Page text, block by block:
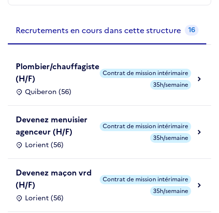
Recrutements en cours dans cette structure 16
Plombier/chauffagiste
(H/F)
Quiberon (56)
Contrat de mission intérimaire
35h/semaine
Devenez menuisier
agenceur (H/F)
Lorient (56)
Contrat de mission intérimaire
35h/semaine
Devenez maçon vrd
(H/F)
Lorient (56)
Contrat de mission intérimaire
35h/semaine